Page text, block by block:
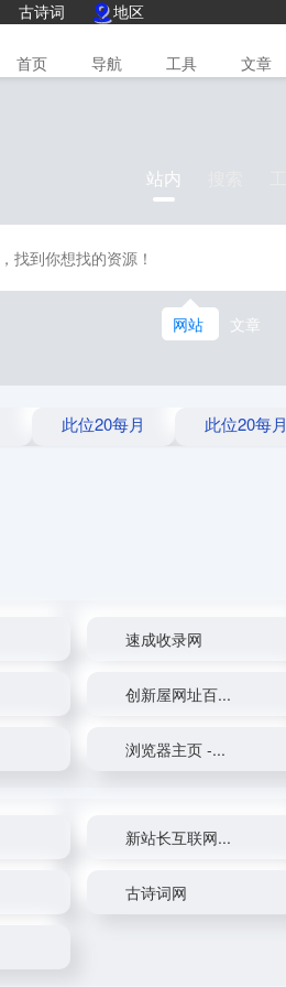
古诗词 地区
首页 导航 工具 文章
站内
网站 文章
此位20每月 此位20每月
速成收录网
创新屋网址百...
浏览器主页 -...
新站长互联网...
古诗词网